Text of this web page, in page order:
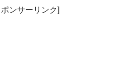
ポンサーリンク]